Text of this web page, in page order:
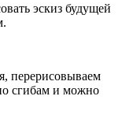
эскиз будущей
перерисовываем
сгибам и можно